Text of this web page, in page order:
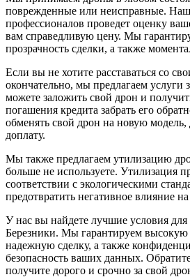
поврежденные или неисправные.
профессионалов проведет оценку
вам справедливую цену. Мы
прозрачность сделки, а также
Если вы не хотите расставаться со
окончательно, мы предлагаем услуги
можете заложить свой дрон и
погашения кредита забрать его
обменять свой дрон на новую
доплату.
Мы также предлагаем утилизацию
больше не используете. Утилизация
соответствии с экологическими
предотвратить негативное влияние
У нас вы найдете лучшие условия
Березники. Мы гарантируем
надежную сделку, а также
безопасность ваших данных.
получите дорого и срочно за свой